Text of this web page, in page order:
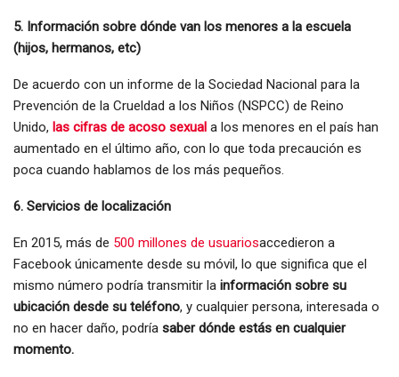
5. Información sobre dónde van los menores a la escuela
(hijos, hermanos, etc)
De acuerdo con un informe de la Sociedad Nacional para la
Prevención de la Crueldad a los Niños (NSPCC) de Reino
Unido, las cifras de acoso sexual a los menores en el país han
aumentado en el último año, con lo que toda precaución es
poca cuando hablamos de los más pequeños.
6. Servicios de localización
En 2015, más de 500 millones de usuariosaccedieron a
Facebook únicamente desde su móvil, lo que significa que el
mismo número podría transmitir la información sobre su
ubicación desde su teléfono, y cualquier persona, interesada o
no en hacer daño, podría saber dónde estás en cualquier
momento.